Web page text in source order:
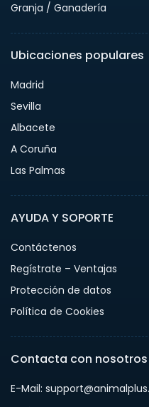
Granja / Ganadería
Ubicaciones populares
Madrid
Sevilla
Albacete
A Coruña
Las Palmas
AYUDA Y SOPORTE
Contáctenos
Regístrate – Ventajas
Protección de datos
Política de Cookies
Contacta con nosotros
E-Mail: